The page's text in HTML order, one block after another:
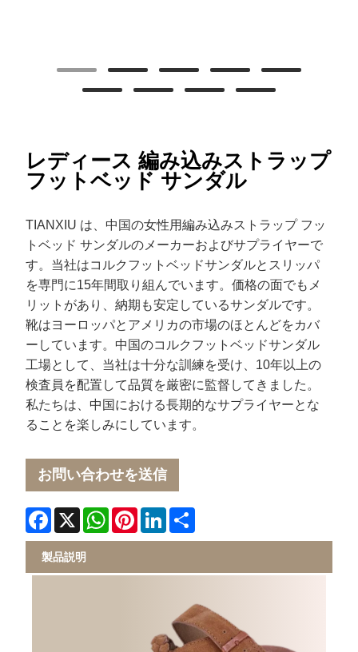
レディース 編み込みストラップ
フットベッド サンダル
TIANXIU は、中国の女性用編み込みストラップ フッ
トベッド サンダルのメーカーおよびサプライヤーで
す。当社はコルクフットベッドサンダルとスリッパ
を専門に15年間取り組んでいます。価格の面でもメ
リットがあり、納期も安定しているサンダルです。
靴はヨーロッパとアメリカの市場のほとんどをカバ
ーしています。中国のコルクフットベッドサンダル
工場として、当社は十分な訓練を受け、10年以上の
検査員を配置して品質を厳密に監督してきました。
私たちは、中国における長期的なサプライヤーとな
ることを楽しみにしています。
お問い合わせを送信
Facebook
X WhatsApp
PinterestLinkedIn
製品説明